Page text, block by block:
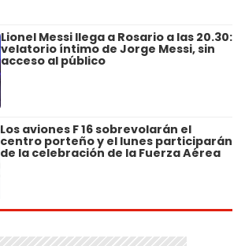
Lionel Messi llega a Rosario a las 20.30:
velatorio íntimo de Jorge Messi, sin
acceso al público
Los aviones F 16 sobrevolarán el
centro porteño y el lunes participarán
de la celebración de la Fuerza Aérea